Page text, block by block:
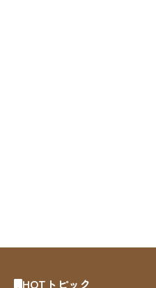
HOTトピック